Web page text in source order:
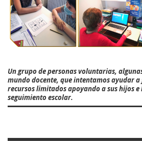
Un grupo de personas voluntarias,
mundo docente, que intentamos ayudar
recursos limitados apoyando a sus hijos e
seguimiento escolar.